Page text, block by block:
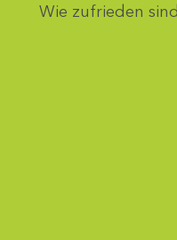
Wie zufrieden